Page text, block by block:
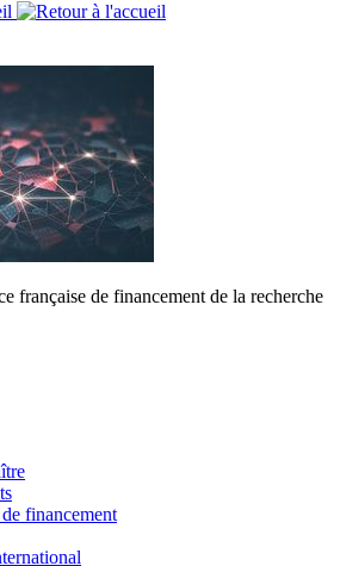
française de financement de la recherche
financement